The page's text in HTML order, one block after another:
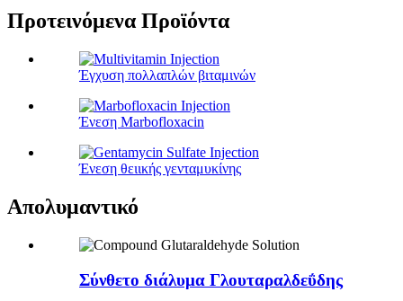
Προτεινόμενα Προϊόντα
Έγχυση πολλαπλών βιταμινών
Ένεση Marbofloxacin
Ένεση θειικής γενταμυκίνης
Απολυμαντικό
Σύνθετο διάλυμα Γλουταραλδεΰδης